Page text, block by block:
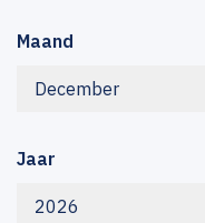
Maand
December
Jaar
2026